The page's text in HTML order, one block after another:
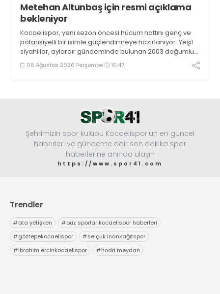
Metehan Altunbaş için resmi açıklama
bekleniyor
Kocaelispor, yeni sezon öncesi hücum hattını genç ve
potansiyelli bir isimle güçlendirmeye hazırlanıyor. Yeşil
siyahlılar, aylardır gündeminde bulunan 2003 doğumlu
santrfor Metehan Altunbaş transferinde sona hayli
yaklaştı.
06 Ağustos 2026 Perşembe 10:47
Şehrimizin spor kulübü Kocaelispor'un en güncel
haberleri ve gündeme dair son dakika spor
haberlerine anında ulaşın
https://www.spor41.com
Trendler
#ata yetişken #buz sporlarıkocaelispor haberleri
#göztepekocaelispor #selçuk inankağıtspor
#ibrahim ercinkocaelispor #hodri meydan